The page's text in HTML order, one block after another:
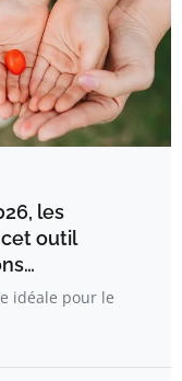
les
outil
idéale pour le